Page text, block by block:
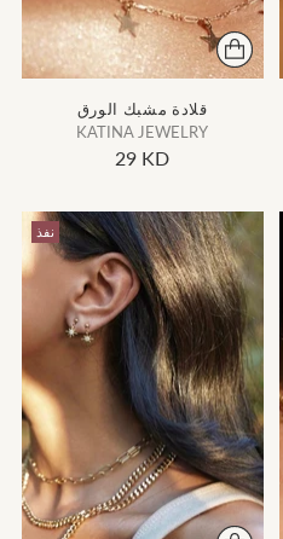
قلادة مشبك الورق
KATINA JEWELRY
29 KD
نفذ